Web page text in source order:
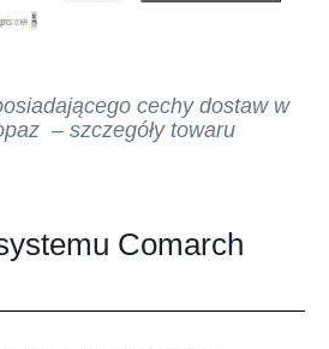
cechy dostaw w
– szczegóły towaru
Comarch